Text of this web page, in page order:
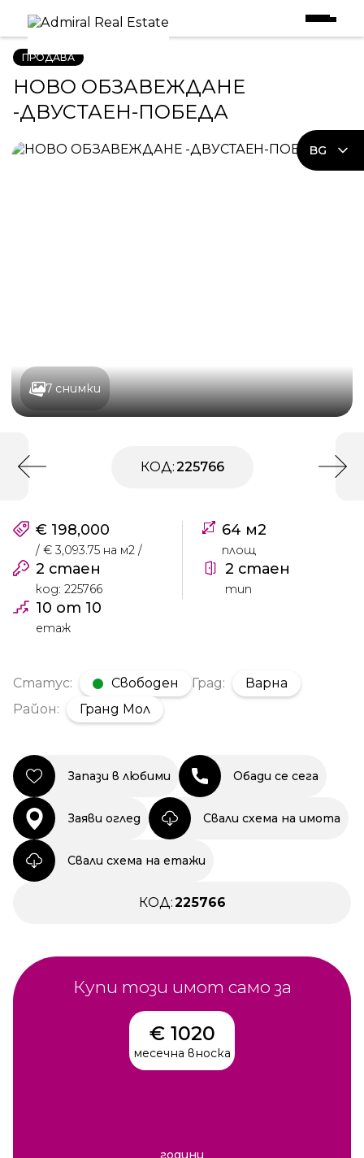
BG
НОВО ОБЗАВЕЖДАНЕ -ДВУСТАЕН-ПОБЕДА
ПРОДАВА
НОВО ОБЗАВЕЖДАНЕ
-ДВУСТАЕН-ПОБЕДА
7 снимки
КОД:225766
€ 198,000
/ € 3,093.75 на м2 /
64 м2
площ
2 стаен
код: 225766
2 стаен
тип
10 от 10
етаж
Статус: Свободен Град:
Варна
Район:
Гранд Мол
Запази в любими Обади се сега
Заяви оглед Свали схема на имота
Свали схема на етажи
КОД:225766
Купи този имот само за
€ 1020
месечна вноска
години